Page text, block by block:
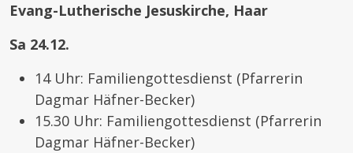
Evang-Lutherische Jesuskirche, Haar
Sa 24.12.
14 Uhr: Familiengottesdienst (Pfarrerin
Dagmar Häfner-Becker)
15.30 Uhr: Familiengottesdienst (Pfarrerin
Dagmar Häfner-Becker)